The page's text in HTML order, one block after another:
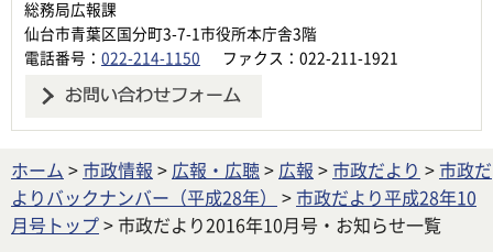
総務局広報課
仙台市青葉区国分町3-7-1市役所本庁舎3階
電話番号： 022-214-1150 ファクス：022-211-1921
ホーム >市政情報 > 広報・広聴> 広報 >市政だより >市政だ
よりバックナンバー（平成28年）
>市政だより平成28年10
月号トップ> 市政だより2016年10月号・お知らせ一覧